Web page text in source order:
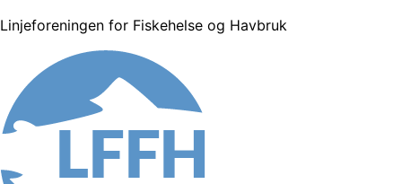
Linjeforeningen for Fiskehelse og Havbruk